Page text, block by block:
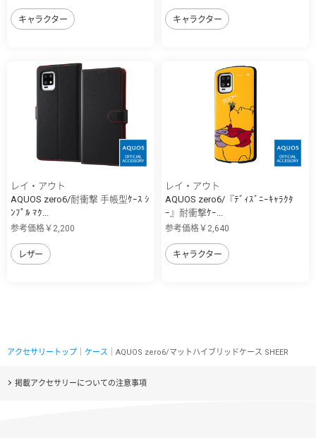
キャラクター キャラクター
レイ・アウト
AQUOS zero6/耐衝撃 手帳型ｹｰｽ ｼ
ﾝﾌﾟﾙ ﾏｸ...
参考価格￥2,200
レザー
レイ・アウト
AQUOS zero6/『ﾃﾞｨｽﾞﾆｰｷｬﾗｸﾀ
ｰ』耐衝撃ｹｰ...
参考価格￥2,640
キャラクター
アクセサリートップ ケース ｜AQUOS zero6/マットハイブリッドケース SHEER
掲載アクセサリーについての注意事項